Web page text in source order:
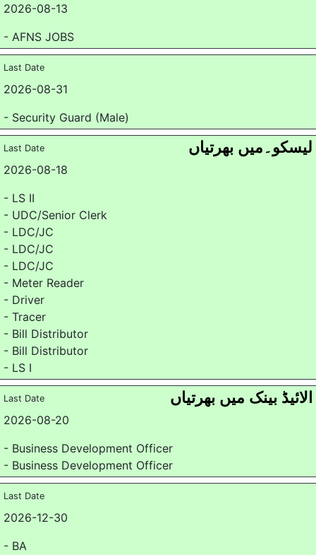
2026-08-13
- AFNS JOBS
Last Date
2026-08-31
- Security Guard (Male)
Last Date
2026-08-18
لیسکو۔میں بھرتیاں
- LS II
- UDC/Senior Clerk
- LDC/JC
- LDC/JC
- LDC/JC
- Meter Reader
- Driver
- Tracer
- Bill Distributor
- Bill Distributor
- LS I
Last Date
2026-08-20
الائیڈ بینک میں بھرتیاں
- Business Development Officer
- Business Development Officer
Last Date
2026-12-30
- BA